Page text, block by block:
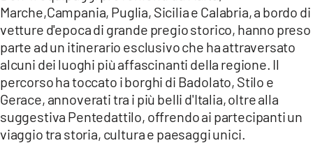
LACAPITALENEWS.IT
App
ANDROID
APPLE
Marche,Campania, Puglia, Sicilia e Calabria, a bordo di
vetture d'epoca di grande pregio storico, hanno preso
parte ad un itinerario esclusivo che ha attraversato
alcuni dei luoghi più affascinanti della regione. Il
percorso ha toccato i borghi di Badolato, Stilo e
Gerace, annoverati tra i più belli d'Italia, oltre alla
suggestiva Pentedattilo, offrendo ai partecipanti un
viaggio tra storia, cultura e paesaggi unici.